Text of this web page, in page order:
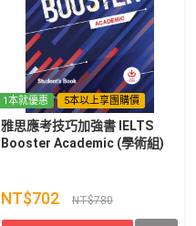
1本就優惠 5本以上享團購價
雅思應考技巧加強書 IELTS
Booster Academic (學術組)
NT$702 NT$780